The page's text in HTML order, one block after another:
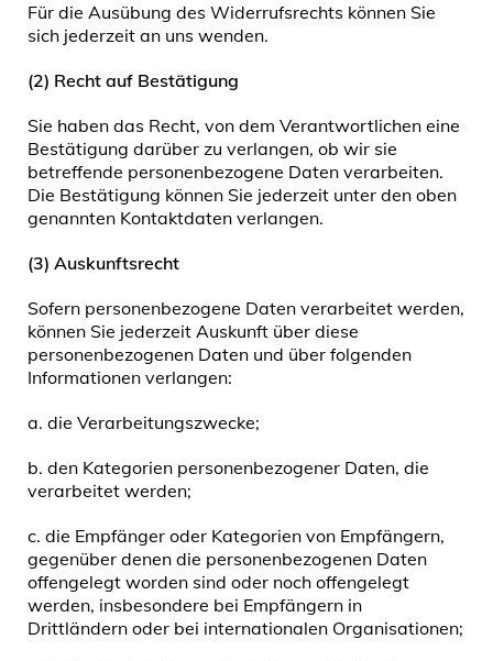
Für die Ausübung des Widerrufsrechts können Sie
sich jederzeit an uns wenden.
(2) Recht auf Bestätigung
Sie haben das Recht, von dem Verantwortlichen eine
Bestätigung darüber zu verlangen, ob wir sie
betreffende personenbezogene Daten verarbeiten.
Die Bestätigung können Sie jederzeit unter den oben
genannten Kontaktdaten verlangen.
(3) Auskunftsrecht
Sofern personenbezogene Daten verarbeitet werden,
können Sie jederzeit Auskunft über diese
personenbezogenen Daten und über folgenden
Informationen verlangen:
a. die Verarbeitungszwecke;
b. den Kategorien personenbezogener Daten, die
verarbeitet werden;
c. die Empfänger oder Kategorien von Empfängern,
gegenüber denen die personenbezogenen Daten
offengelegt worden sind oder noch offengelegt
werden, insbesondere bei Empfängern in
Drittländern oder bei internationalen Organisationen;